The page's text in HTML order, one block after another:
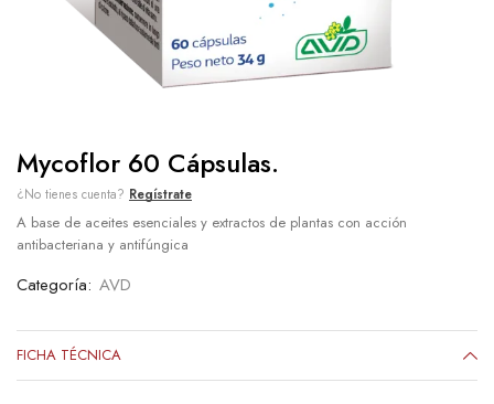
Mycoflor 60 Cápsulas.
¿No tienes cuenta? Regístrate
A base de aceites esenciales y extractos de plantas con acción
antibacteriana y antifúngica
Categoría: AVD
FICHA TÉCNICA